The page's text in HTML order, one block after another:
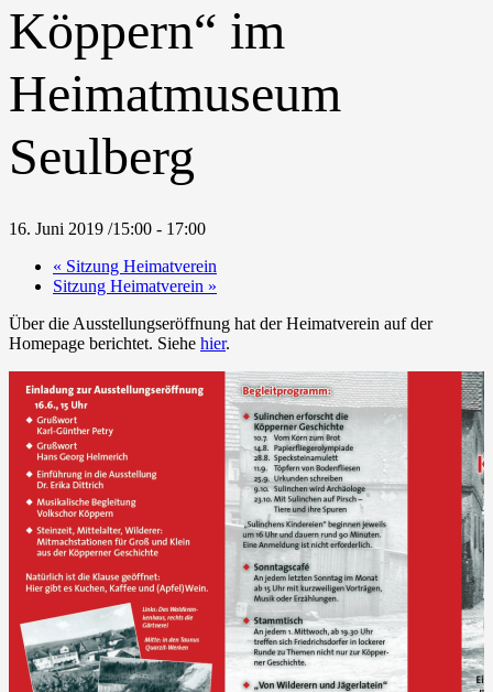
Köppern“ im
Heimatmuseum
Seulberg
16. Juni 2019 /15:00 - 17:00
« Sitzung Heimatverein
Sitzung Heimatverein »
Über die Ausstellungseröffnung hat der Heimatverein auf der
Homepage berichtet. Siehe hier.